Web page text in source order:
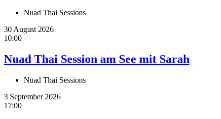
Nuad Thai Sessions
30 August 2026
10:00
Nuad Thai Session am See mit Sarah
Nuad Thai Sessions
3 September 2026
17:00